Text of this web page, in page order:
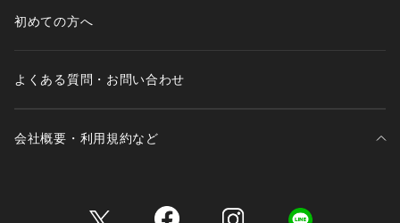
初めての方へ
よくある質問・お問い合わせ
会社概要・利用規約など